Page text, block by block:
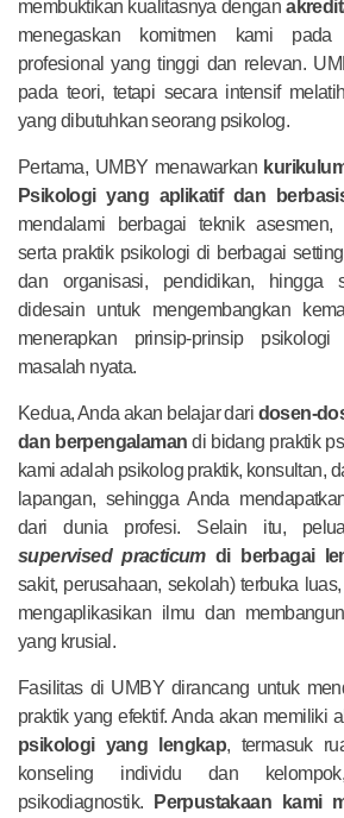
membuktikan kualitasnya dengan
menegaskan komitmen kami pada
profesional yang tinggi dan relevan.
pada teori, tetapi secara intensif
yang dibutuhkan seorang psikolog.
Pertama, UMBY menawarkan
Psikologi yang aplikatif dan
mendalami berbagai teknik asesmen,
serta praktik psikologi di berbagai
dan organisasi, pendidikan, hingga
didesain untuk mengembangkan
menerapkan prinsip-prinsip
masalah nyata.
Kedua, Anda akan belajar dari dosen-
dan berpengalaman di bidang praktik
kami adalah psikolog praktik, konsultan,
lapangan, sehingga Anda
dari dunia profesi. Selain itu,
supervised practicumdi berbagai
sakit, perusahaan, sekolah) terbuka
mengaplikasikan ilmu dan
yang krusial.
Fasilitas di UMBY dirancang untuk
praktik yang efektif. Anda akan memiliki
psikologi yang lengkap, termasuk
konseling individu dan
psikodiagnostik.
Perpustakaan kami